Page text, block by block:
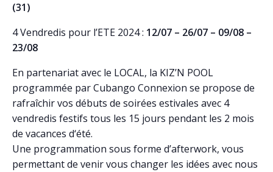
(31)
4 Vendredis pour l’ETE 2024 : 12/07 – 26/07 – 09/08 –
23/08
En partenariat avec le LOCAL, la KIZ’N POOL
programmée par Cubango Connexion se propose de
rafraîchir vos débuts de soirées estivales avec 4
vendredis festifs tous les 15 jours pendant les 2 mois
de vacances d‘été.
Une programmation sous forme d’afterwork, vous
permettant de venir vous changer les idées avec nous